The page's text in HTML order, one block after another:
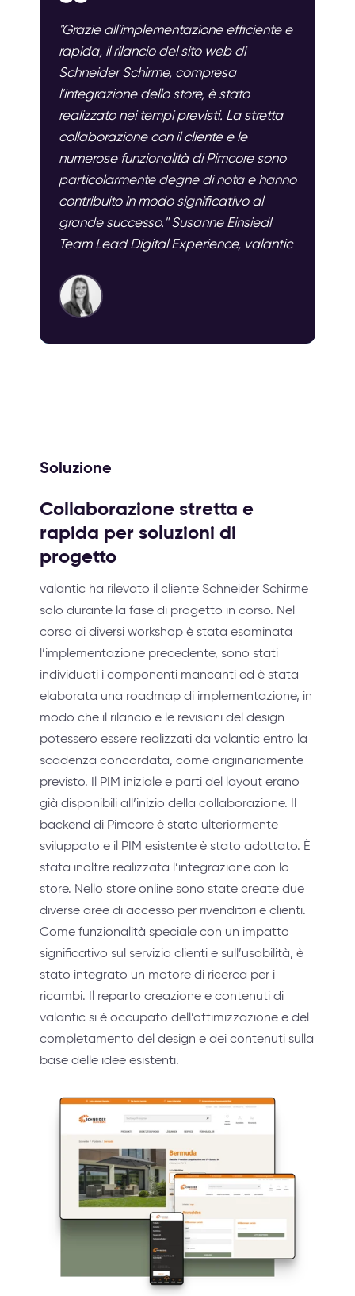
"Grazie all'implementazione efficiente e
rapida, il rilancio del sito web di
Schneider Schirme, compresa
l'integrazione dello store, è stato
realizzato nei tempi previsti. La stretta
collaborazione con il cliente e le
numerose funzionalità di Pimcore sono
particolarmente degne di nota e hanno
contribuito in modo significativo al
grande successo." Susanne Einsiedl
Team Lead Digital Experience, valantic
Soluzione
Collaborazione stretta e
rapida per soluzioni di
progetto
valantic ha rilevato il cliente Schneider Schirme
solo durante la fase di progetto in corso. Nel
corso di diversi workshop è stata esaminata
l’implementazione precedente, sono stati
individuati i componenti mancanti ed è stata
elaborata una roadmap di implementazione, in
modo che il rilancio e le revisioni del design
potessero essere realizzati da valantic entro la
scadenza concordata, come originariamente
previsto. Il PIM iniziale e parti del layout erano
già disponibili all’inizio della collaborazione. Il
backend di Pimcore è stato ulteriormente
sviluppato e il PIM esistente è stato adottato. È
stata inoltre realizzata l’integrazione con lo
store. Nello store online sono state create due
diverse aree di accesso per rivenditori e clienti.
Come funzionalità speciale con un impatto
significativo sul servizio clienti e sull’usabilità, è
stato integrato un motore di ricerca per i
ricambi. Il reparto creazione e contenuti di
valantic si è occupato dell’ottimizzazione e del
completamento del design e dei contenuti sulla
base delle idee esistenti.